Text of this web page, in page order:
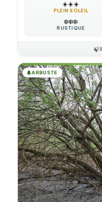
☀️☀️☀️
PLEIN SOLEIL
❄️❄️❄️
RUSTIQUE
🍃
🌲ARBUSTE